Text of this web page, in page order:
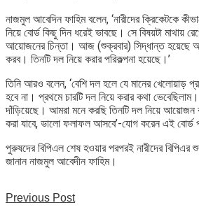
নাজমুল আবেদিন ফাহিম বলেন, ‘নারীদের ক্রিকেটকে
নিয়ে বোর্ড কিছু দিন ধরেই ভাবছে। সে বিষয়টা মাথায়
আয়োজনের চিন্তা। আজ (শুক্রবার) সিদ্ধান্ত হয়েছে
করব। তিনটি দল নিয়ে করার পরিকল্পনা হয়েছে।’
তিনি আরও বলেন, ‘বেশি দল হলে যে মানের খেলোয়াড়
হবে না। প্রথমে চারটি দল নিয়ে করার কথা
দাঁড়িয়েছে। আমরা মনে করছি তিনটি দল নিয়ে আয়োজন
করা যাবে, ভালো ফলাফল আসবে’-যোগ করেন এই বোর্ড
পুরুষদের বিপিএল শেষ হওয়ার পরপরই নারীদের
জানান নাজমুল আবেদীন ফাহিম।
Previous Post